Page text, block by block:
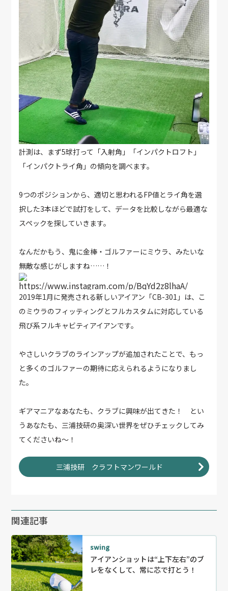
計測は、まず5球打って「入射角」「インパクトロフト」
「インパクトライ角」の傾向を調べます。
9つのポジションから、適切と思われるFP値とライ角を選
択した3本ほどで試打をして、データを比較しながら最適な
スペックを探していきます。
なんだかもう、鬼に金棒・ゴルファーにミウラ、みたいな
無敵な感じがしますね……！
https://www.instagram.com/p/BqYd2z8lhaA/
2019年1月に発売される新しいアイアン「CB-301」は、こ
のミウラのフィッティングとフルカスタムに対応している
飛び系フルキャビティアイアンです。
やさしいクラブのラインアップが追加されたことで、もっ
と多くのゴルファーの期待に応えられるようになりまし
た。
ギアマニアなあなたも、クラブに興味が出てきた！ とい
うあなたも、三浦技研の奥深い世界をぜひチェックしてみ
てくださいね〜！
三浦技研 クラフトマンワールド
関連記事
swing
アイアンショットは“上下左右”のブ
レをなくして、常に芯で打とう！